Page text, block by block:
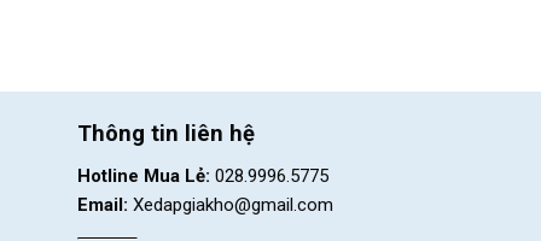
Thông tin liên hệ
Hotline Mua Lẻ: 028.9996.5775
Email: Xedapgiakho@gmail.com